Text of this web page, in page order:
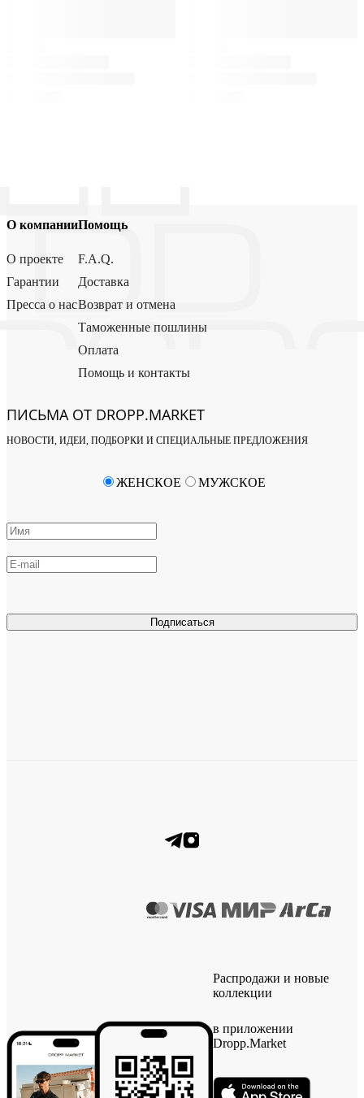
О компании
О проекте
Гарантии
Пресса о нас
Помощь
F.A.Q.
Доставка
Возврат и отмена
Таможенные пошлины
Оплата
Помощь и контакты
ПИСЬМА ОТ DROPP.MARKET
НОВОСТИ, ИДЕИ, ПОДБОРКИ И СПЕЦИАЛЬНЫЕ ПРЕДЛОЖЕНИЯ
Подписаться
ЖЕНСКОЕ МУЖСКОЕ
Распродажи и новые
коллекции
в приложении
Dropp.Market